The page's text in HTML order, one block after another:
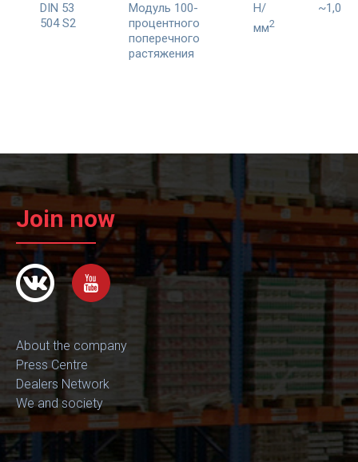
DIN 53
504 S2
Модуль 100-
процентного
поперечного
растяжения
Н/
мм2
~1,0
Join now
About the company
Press Centre
Dealers Network
We and society